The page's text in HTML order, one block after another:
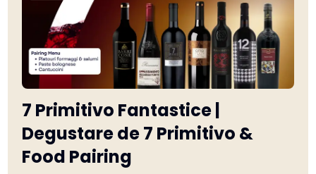
7 Primitivo Fantastice |
Degustare de 7 Primitivo &
Food Pairing